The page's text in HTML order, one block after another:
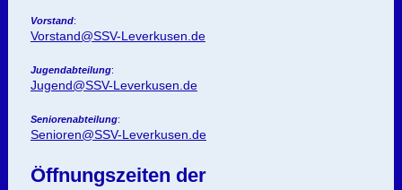
Vorstand:
Vorstand@SSV-Leverkusen.de
Jugendabteilung:
Jugend@SSV-Leverkusen.de
Seniorenabteilung:
Senioren@SSV-Leverkusen.de
Öffnungszeiten der